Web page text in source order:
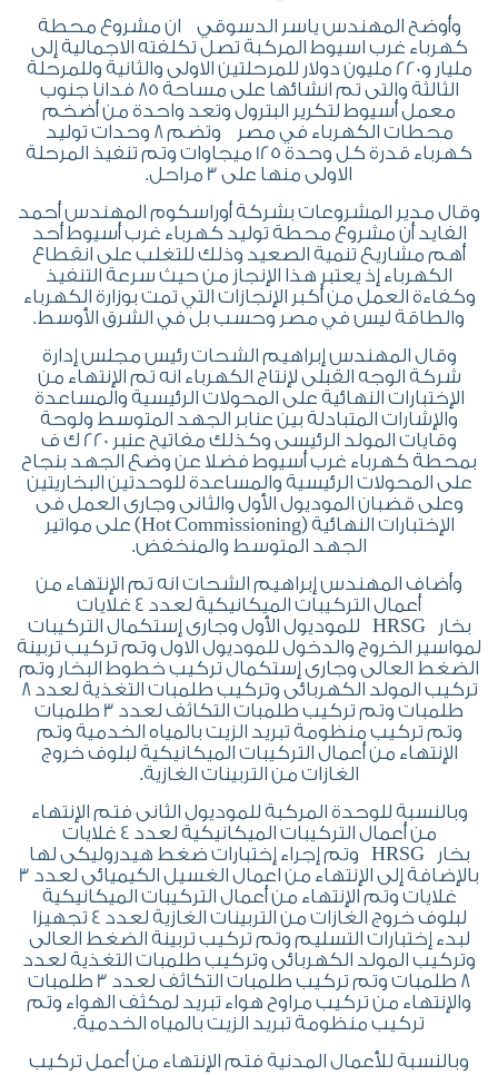
وأوضح المهندس ياسر الدسوقي ان مشروع محطة
كهرباء غرب اسيوط المركبة تصل تكلفته الاجمالية إلى
مليار و220 مليون دولار للمرحلتين الاولى والثانية وللمرحلة
الثالثة والتى تم انشائها على مساحة 85 فدانا جنوب
معمل أسيوط لتكرير البترول وتعد واحدة من أضخم
محطات الكهرباء في مصر وتضم 8 وحدات توليد
كهرباء قدرة كل وحدة 125 ميجاوات وتم تنفيذ المرحلة
الاولى منها على 3 مراحل.
وقال مدير المشروعات بشركة أوراسكوم المهندس أحمد
الفايد أن مشروع محطة توليد كهرباء غرب أسيوط أحد
أهم مشاريع تنمية الصعيد وذلك للتغلب على انقطاع
الكهرباء إذ يعتبر هذا الإنجاز من حيث سرعة التنفيذ
وكفاءة العمل من أكبر الإنجازات التي تمت بوزارة الكهرباء
والطاقة ليس في مصر وحسب بل في الشرق الأوسط.
وقال المهندس إبراهيم الشحات رئيس مجلس إدارة
شركة الوجه القبلى لإنتاج الكهرباء انه تم الإنتهاء من
الإختبارات النهائية على المحولات الرئيسية والمساعدة
والإشارات المتبادلة بين عنابر الجهد المتوسط ولوحة
وقايات المولد الرئيسى وكذلك مفاتيح عنبر 220 ك ف
بمحطة كهرباء غرب أسيوط فضلا عن وضع الجهد بنجاح
على المحولات الرئيسية والمساعدة للوحدتين البخاريتين
وعلى قضبان الموديول الأول والثانى وجارى العمل فى
الإختبارات النهائية (Hot Commissioning) على مواتير
الجهد المتوسط والمنخفض.
وأضاف المهندس إبراهيم الشحات انه تم الإنتهاء من
أعمال التركيبات الميكانيكية لعدد 4 غلايات
بخار HRSG للموديول الأول وجارى إستكمال التركيبات
لمواسير الخروج والدخول للموديول الاول وتم تركيب تربينة
الضغط العالى وجارى إستكمال تركيب خطوط البخار وتم
تركيب المولد الكهربائى وتركيب طلمبات التغذية لعدد 8
طلمبات وتم تركيب طلمبات التكاثف لعدد 3 طلمبات
وتم تركيب منظومة تبريد الزيت بالمياه الخدمية وتم
الإنتهاء من أعمال التركيبات الميكانيكية لبلوف خروج
الغازات من التربينات الغازية.
وبالنسبة للوحدة المركبة للموديول الثانى فتم الإنتهاء
من أعمال التركيبات الميكانيكية لعدد 4 غلايات
بخار HRSG وتم إجراء إختبارات ضغط هيدروليكى لها
بالإضافة إلى الإنتهاء من اعمال الغسيل الكيميائى لعدد 3
غلايات وتم الإنتهاء من أعمال التركيبات الميكانيكية
لبلوف خروج الغازات من التربينات الغازية لعدد 4 تجهيزا
لبدء إختبارات التسليم وتم تركيب تربينة الضغط العالى
وتركيب المولد الكهربائى وتركيب طلمبات التغذية لعدد
8 طلمبات وتم تركيب طلمبات التكاثف لعدد 3 طلمبات
والإنتهاء من تركيب مراوح هواء تبريد لمكثف الهواء وتم
تركيب منظومة تبريد الزيت بالمياه الخدمية.
وبالنسبة للأعمال المدنية فتم الإنتهاء من أعمل تركيب